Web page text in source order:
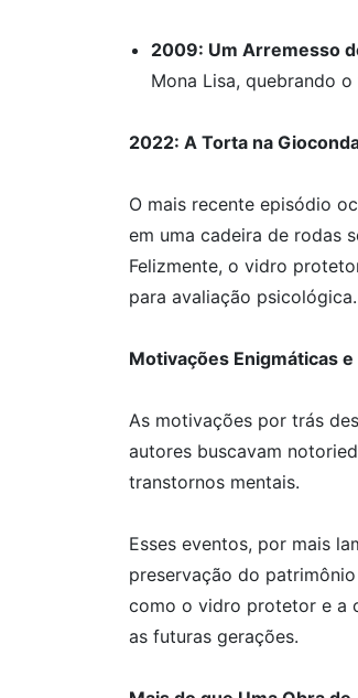
2009: Um Arremesso
Mona Lisa, quebrando
2022: A Torta na
O mais recente episódio
em uma cadeira de rodas
Felizmente, o vidro
para avaliação psicológica.
Motivações Enigmáticas
As motivações por trás
autores buscavam
transtornos mentais.
Esses eventos, por mais
preservação do
como o vidro protetor e a
as futuras gerações.